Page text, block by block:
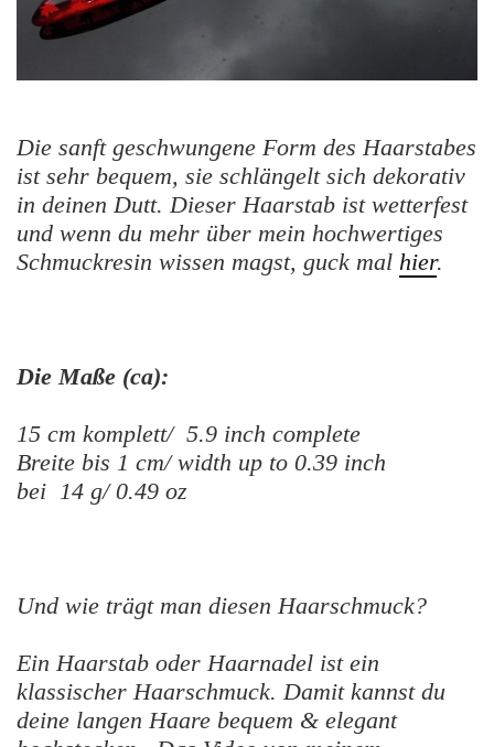
Die sanft geschwungene Form des Haarstabes
ist sehr bequem, sie schlängelt sich dekorativ
in deinen Dutt. Dieser Haarstab ist wetterfest
und wenn du mehr über mein hochwertiges
Schmuckresin wissen magst, guck mal hier.
Die Maße (ca):
15 cm komplett/ 5.9 inch complete
Breite bis 1 cm/ width up to 0.39 inch
bei 14 g/ 0.49 oz
Und wie trägt man diesen Haarschmuck?
Ein Haarstab oder Haarnadel ist ein
klassischer Haarschmuck. Damit kannst du
deine langen Haare bequem & elegant